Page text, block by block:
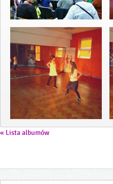
« Lista albumów